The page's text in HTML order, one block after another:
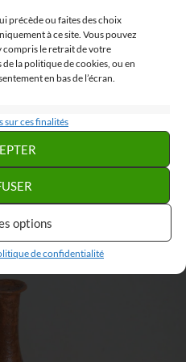
précède ou faites des choix
à ce site. Vous pouvez
compris le retrait de votre
la politique de cookies, ou en
en bas de l’écran.
sur un appareil, Mesurer la
sur un appareil, Utiliser des
pour sélectionner des
sur ces finalités
options
de confidentialité